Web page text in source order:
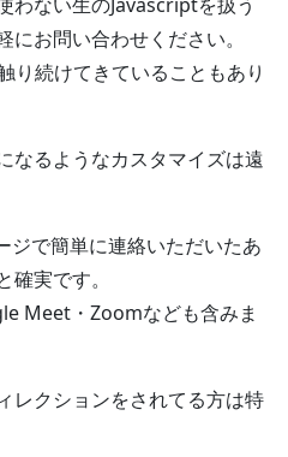
お問い合わせください。
り続けてきていることもあり
なるようなカスタマイズは遠
ジで簡単に連絡いただいたあ
実です。
Meet・Zoomなども含みま
レクションをされてる方は特